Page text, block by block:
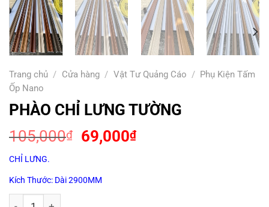
Trang chủ / Cửa hàng / Vật Tư Quảng Cáo / Phụ Kiện Tấm
Ốp Nano
PHÀO CHỈ LƯNG TƯỜNG
105,000₫
Giá
gốc
105,000₫.
69,000₫Giá
CHỈ LƯNG.
Kích Thước: Dài 2900MM